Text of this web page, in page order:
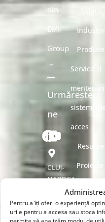
Pentru a îți oferi o experiență
urile pentru a accesa sau stoca
din
EMI
Group
Urmărește-
ne
CLUJ-
NAPOCA
Strada
Nikola
Industrii
Produse
Service și
sisteme
acces
Resurse
Proiecte
referință